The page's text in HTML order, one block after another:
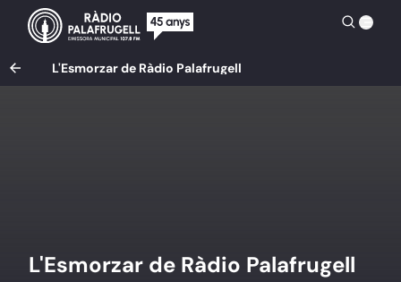
L'Esmorzar de Ràdio Palafrugell
L'Esmorzar de Ràdio Palafrugell